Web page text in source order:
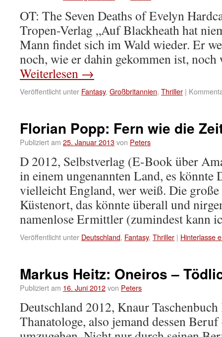
OT: The Seven Deaths of Evelyn
Tropen-Verlag „Auf Blackheath hat
Mann findet sich im Wald wieder. Er
noch, wie er dahin gekommen ist,
Weiterlesen →
Veröffentlicht unter Fantasy, Großbritannien, Thriller |
Florian Popp: Fern wie die
Publiziert am 25. Januar 2013von Peters
D 2012, Selbstverlag (E-Book über
in einem ungenannten Land, es könnte
vielleicht England, wer weiß. Die
Küstenort, das könnte überall und
namenlose Ermittler (zumindest
Veröffentlicht unter Deutschland, Fantasy, Thriller | Hinterlasse
Markus Heitz: Oneiros –
Publiziert am 16. Juni 2012von Peters
Deutschland 2012, Knaur
Thanatologe, also jemand dessen